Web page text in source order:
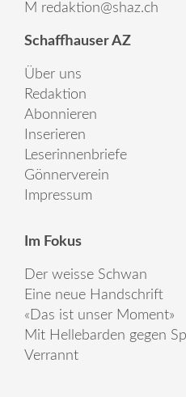
M redaktion@shaz.ch
Schaffhauser AZ
Über uns
Redaktion
Abonnieren
Inserieren
Leserinnenbriefe
Gönnerverein
Impressum
Im Fokus
Der weisse Schwan
Eine neue Handschrift
«Das ist unser Moment»
Mit Hellebarden gegen
Verrannt